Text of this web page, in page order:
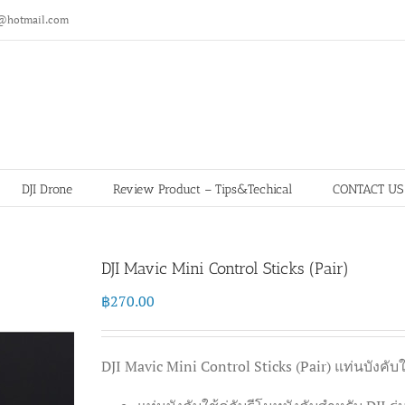
DJI Drone Review Product – Tips&Techical CONTACT US
DJI Mavic Mini Control Sticks (Pair)
฿270.00
DJI Mavic Mini Control Sticks (Pair) แท่นบังคั